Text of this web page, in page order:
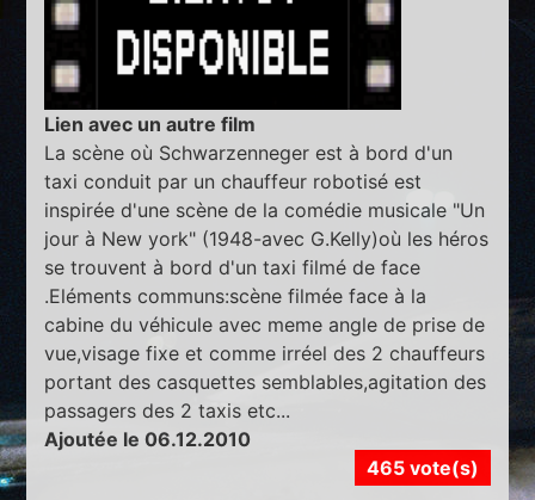
Lien avec un autre film
La scène où Schwarzenneger est à bord d'un
taxi conduit par un chauffeur robotisé est
inspirée d'une scène de la comédie musicale "Un
jour à New york" (1948-avec G.Kelly)où les héros
se trouvent à bord d'un taxi filmé de face
.Eléments communs:scène filmée face à la
cabine du véhicule avec meme angle de prise de
vue,visage fixe et comme irréel des 2 chauffeurs
portant des casquettes semblables,agitation des
passagers des 2 taxis etc...
Ajoutée le 06.12.2010
465 vote(s)